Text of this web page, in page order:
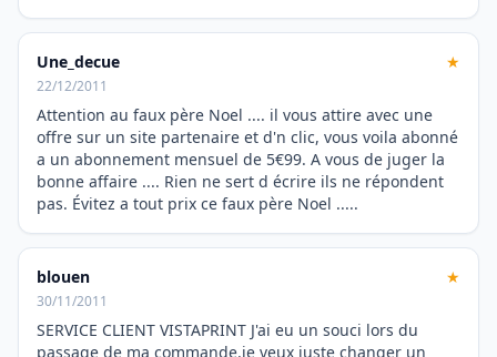
Une_decue ★
22/12/2011
Attention au faux père Noel .... il vous attire avec une
offre sur un site partenaire et d'n clic, vous voila abonné
a un abonnement mensuel de 5€99. A vous de juger la
bonne affaire .... Rien ne sert d écrire ils ne répondent
pas. Évitez a tout prix ce faux père Noel .....
blouen ★
30/11/2011
SERVICE CLIENT VISTAPRINT J'ai eu un souci lors du
passage de ma commande.je veux juste changer un